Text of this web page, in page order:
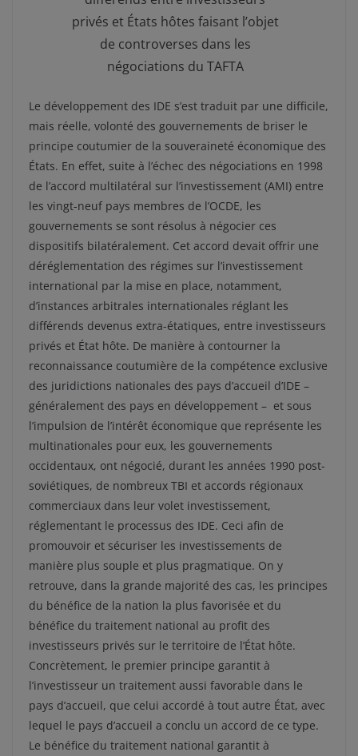
privés et États hôtes faisant l’objet
de controverses dans les
négociations du TAFTA
Le développement des IDE s’est traduit par une difficile,
mais réelle, volonté des gouvernements de briser le
principe coutumier de la souveraineté économique des
États. En effet, suite à l’échec des négociations en 1998
de l’accord multilatéral sur l’investissement (AMI) entre
les vingt-neuf pays membres de l’OCDE, les
gouvernements se sont résolus à négocier ces
dispositifs bilatéralement. Cet accord devait offrir une
déréglementation des régimes sur l’investissement
international par la mise en place, notamment,
d’instances arbitrales internationales réglant les
différends devenus extra-étatiques, entre investisseurs
privés et État hôte. De manière à contourner la
reconnaissance coutumière de la compétence exclusive
des juridictions nationales des pays d’accueil d’IDE –
généralement des pays en développement – et sous
l’impulsion de l’intérêt économique que représente les
multinationales pour eux, les gouvernements
occidentaux, ont négocié, durant les années 1990 post-
soviétiques, de nombreux TBI et accords régionaux
commerciaux dans leur volet investissement,
réglementant le processus des IDE. Ceci afin de
promouvoir et sécuriser les investissements de
manière plus souple et plus pragmatique. On y
retrouve, dans la grande majorité des cas, les principes
du bénéfice de la nation la plus favorisée et du
bénéfice du traitement national au profit des
investisseurs privés sur le territoire de l’État hôte.
Concrètement, le premier principe garantit à
l’investisseur un traitement aussi favorable dans le
pays d’accueil, que celui accordé à tout autre État, avec
lequel le pays d’accueil a conclu un accord de ce type.
Le bénéfice du traitement national garantit à